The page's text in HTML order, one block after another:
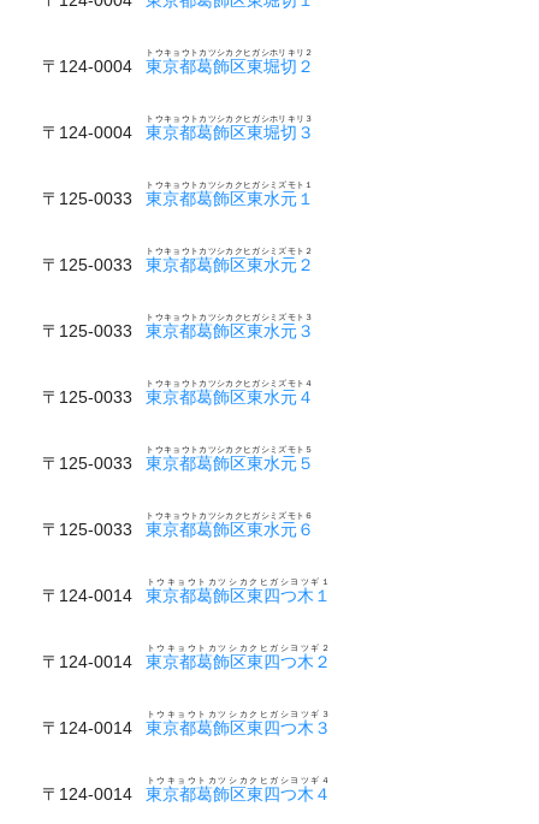
〒124-0004 東京都葛飾区東堀切２
トウキョウトカツシカクヒガシホリキリ２
〒124-0004 東京都葛飾区東堀切３
トウキョウトカツシカクヒガシホリキリ３
〒125-0033 東京都葛飾区東水元１
トウキョウトカツシカクヒガシミズモト１
〒125-0033 東京都葛飾区東水元２
トウキョウトカツシカクヒガシミズモト２
〒125-0033 東京都葛飾区東水元３
トウキョウトカツシカクヒガシミズモト３
〒125-0033 東京都葛飾区東水元４
トウキョウトカツシカクヒガシミズモト４
〒125-0033 東京都葛飾区東水元５
トウキョウトカツシカクヒガシミズモト５
〒125-0033 東京都葛飾区東水元６
トウキョウトカツシカクヒガシミズモト６
〒124-0014 東京都葛飾区東四つ木１
トウキョウトカツシカクヒガシヨツギ１
〒124-0014 東京都葛飾区東四つ木２
トウキョウトカツシカクヒガシヨツギ２
〒124-0014 東京都葛飾区東四つ木３
トウキョウトカツシカクヒガシヨツギ３
〒124-0014 東京都葛飾区東四つ木４
トウキョウトカツシカクヒガシヨツギ４